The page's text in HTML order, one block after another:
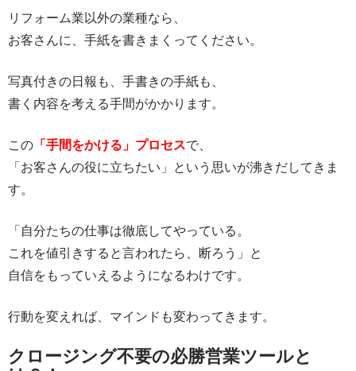
リフォーム業以外の業種なら、
お客さんに、手紙を書きまくってください。
写真付きの日報も、手書きの手紙も、
書く内容を考える手間がかかります。
この 「手間をかける」プロセスで、
「お客さんの役に立ちたい」という思いが沸きだしてきま
す。
「自分たちの仕事は徹底してやっている。
これを値引きすると言われたら、断ろう」と
自信をもっていえるようになるわけです。
行動を変えれば、マインドも変わってきます。
クロージング不要の必勝営業ツールと